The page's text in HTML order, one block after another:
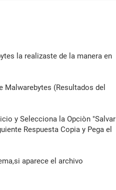
la realizaste de la manera en
Malwarebytes (Resultados del
y Selecciona la Opciòn "Salvar
Respuesta Copia y Pega el
aparece el archivo